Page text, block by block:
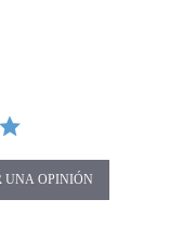
UNA OPINIÓN